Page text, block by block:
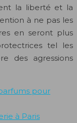
la liberté et la
à ne pas les
en seront plus
tel les
des agressions
pour
à Paris